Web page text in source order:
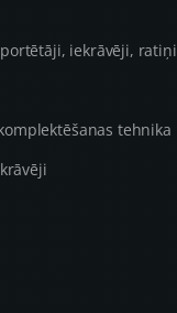
iekrāvēji, ratiņi
tehnika